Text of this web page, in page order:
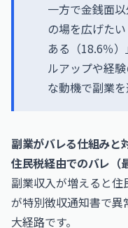
一方で金銭面
の場を広げた
ある（18.6％
ルアップや経
な動機で副業を
副業がバレる仕組みと
住民税経由でのバレ（
副業収入が増えると
が特別徴収通知書で
大経路です。